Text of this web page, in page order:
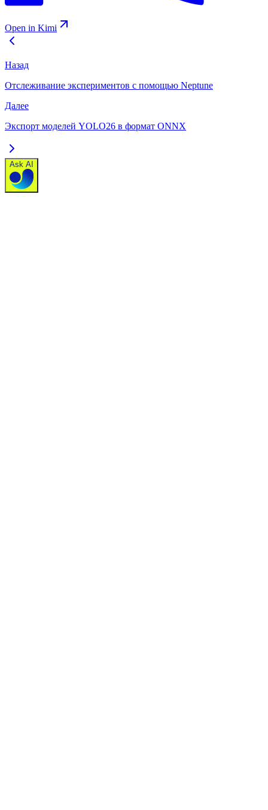
Open in Kimi
Назад
Отслеживание экспериментов с помощью Neptune
Далее
Экспорт моделей YOLO26 в формат ONNX
Ask AI